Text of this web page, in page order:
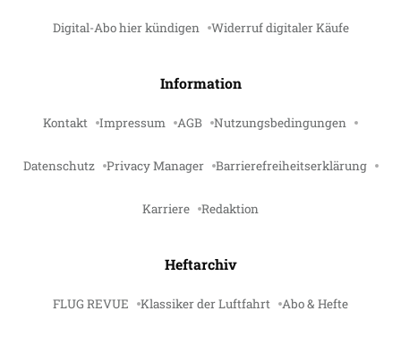
Digital-Abo hier kündigen Widerruf digitaler Käufe
Information
Kontakt Impressum AGB Nutzungsbedingungen
Datenschutz Privacy Manager Barrierefreiheitserklärung
Karriere Redaktion
Heftarchiv
FLUG REVUE Klassiker der Luftfahrt Abo & Hefte